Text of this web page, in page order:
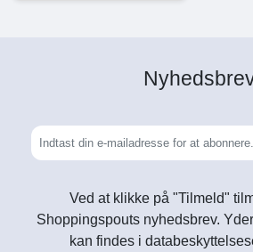
Ved at klikke på "Tilmeld"
Shoppingspouts nyhedsbrev.
kan findes i